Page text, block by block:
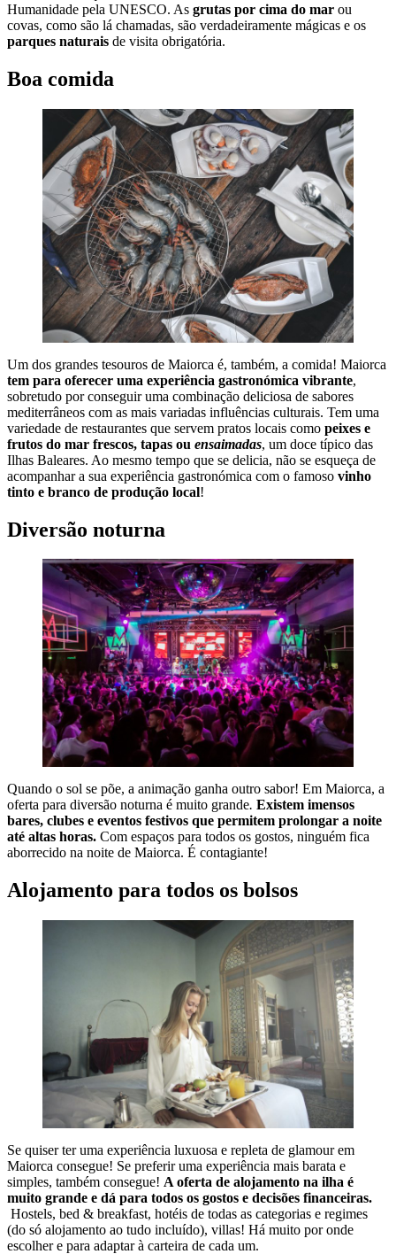
Humanidade pela UNESCO. As grutas por cima do mar ou
covas, como são lá chamadas, são verdadeiramente mágicas e os
parques naturais de visita obrigatória.
Boa comida
Um dos grandes tesouros de Maiorca é, também, a comida! Maiorca
tem para oferecer uma experiência gastronómica vibrante,
sobretudo por conseguir uma combinação deliciosa de sabores
mediterrâneos com as mais variadas influências culturais. Tem uma
variedade de restaurantes que servem pratos locais como peixes e
frutos do mar frescos, tapas ou ensaimadas, um doce típico das
Ilhas Baleares. Ao mesmo tempo que se delicia, não se esqueça de
acompanhar a sua experiência gastronómica com o famoso vinho
tinto e branco de produção local!
Diversão noturna
Quando o sol se põe, a animação ganha outro sabor! Em Maiorca, a
oferta para diversão noturna é muito grande. Existem imensos
bares, clubes e eventos festivos que permitem prolongar a noite
até altas horas. Com espaços para todos os gostos, ninguém fica
aborrecido na noite de Maiorca. É contagiante!
Alojamento para todos os bolsos
Se quiser ter uma experiência luxuosa e repleta de glamour em
Maiorca consegue! Se preferir uma experiência mais barata e
simples, também consegue! A oferta de alojamento na ilha é
muito grande e dá para todos os gostos e decisões financeiras.
Hostels, bed & breakfast, hotéis de todas as categorias e regimes
(do só alojamento ao tudo incluído), villas! Há muito por onde
escolher e para adaptar à carteira de cada um.